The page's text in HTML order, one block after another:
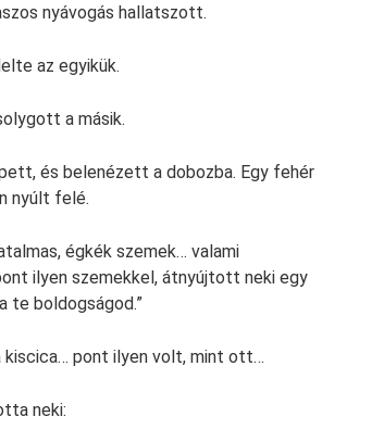
nyávogás hallatszott.
az egyikük.
a másik.
és belenézett a dobozba. Egy fehér
nyúlt felé.
égkék szemek… valami
ilyen szemekkel, átnyújtott neki egy
te boldogságod.”
kiscica… pont ilyen volt, mint ott…
neki: